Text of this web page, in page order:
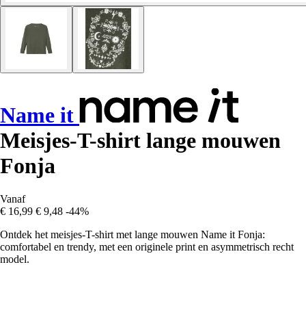
Name it
Meisjes-T-shirt lange mouwen
Fonja
Vanaf
€ 16,99 € 9,48 -44%
Ontdek het meisjes-T-shirt met lange mouwen Name it Fonja:
comfortabel en trendy, met een originele print en asymmetrisch recht
model.